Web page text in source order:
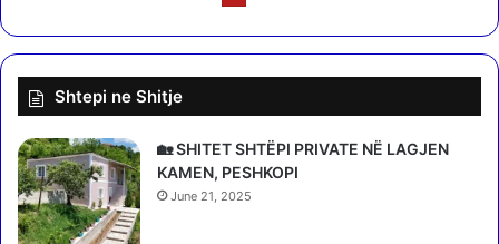
t
ë
D
-
s
ë
n
ë
a
B
ë
r
o
r
e
Shtepi ne Shitje
🏡 SHITET SHTËPI PRIVATE NË LAGJEN
KAMEN, PESHKOPI
June 21, 2025